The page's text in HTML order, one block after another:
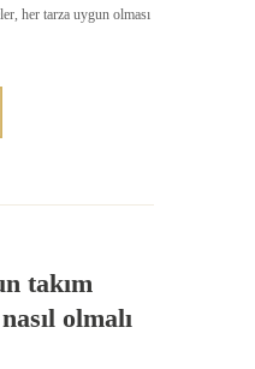
her tarza uygun olması
takım
olmalı